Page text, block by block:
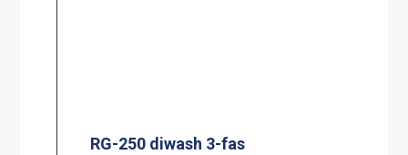
RG-250 diwash 3-fas